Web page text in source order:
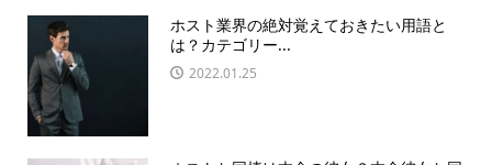
ホスト業界の絶対覚えておきたい用語と
は？カテゴリー...
2022.01.25